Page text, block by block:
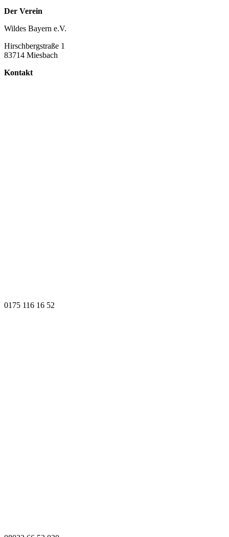
Der Verein
Wildes Bayern e.V.
Hirschbergstraße 1
83714 Miesbach
Kontakt
0175 116 16 52